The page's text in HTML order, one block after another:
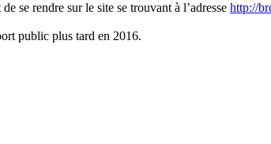
se rendre sur le site se trouvant à l’adresse http://
public plus tard en 2016.